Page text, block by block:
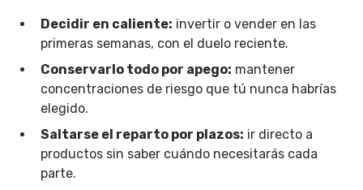
Decidir en caliente: invertir o vender en las
primeras semanas, con el duelo reciente.
Conservarlo todo por apego: mantener
concentraciones de riesgo que tú nunca habrías
elegido.
Saltarse el reparto por plazos: ir directo a
productos sin saber cuándo necesitarás cada
parte.